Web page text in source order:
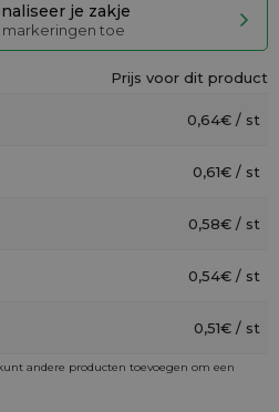
je zakje
markeringen toe
Prijs voor dit product
0,64€ / st
0,61€ / st
0,58€ / st
0,54€ / st
0,51€ / st
andere producten toevoegen om een